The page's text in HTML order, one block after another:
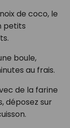
de coco, le
petits
boule,
au frais.
de la farine
déposez sur